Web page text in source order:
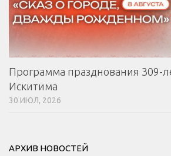
Программа празднования 309-
Искитима
30 ИЮЛ, 2026
АРХИВ НОВОСТЕЙ